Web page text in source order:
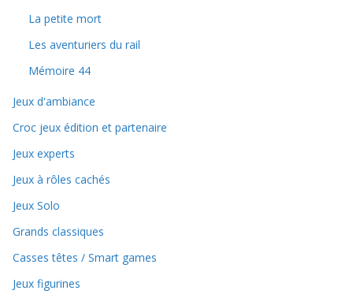
La petite mort
Les aventuriers du rail
Mémoire 44
Jeux d'ambiance
Croc jeux édition et partenaire
Jeux experts
Jeux à rôles cachés
Jeux Solo
Grands classiques
Casses têtes / Smart games
Jeux figurines